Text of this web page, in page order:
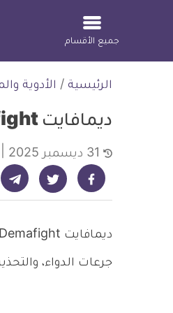
جميع الأقسام
الرئيسية / الأدوية
ديمافايت Demafight دواعي استعماله وآثاره الجانبية
شارك على فيسبوك - ديلي ميديكال انفو شارك على تويتر - ديلي ميديكال انفو شارك على
جرعات الدواء،